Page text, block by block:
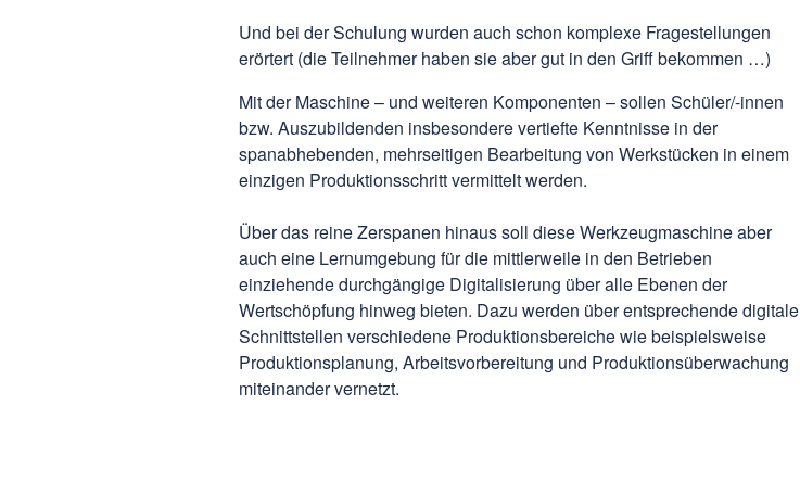
Und bei der Schulung wurden auch schon komplexe Fragestellungen
erörtert (die Teilnehmer haben sie aber gut in den Griff bekommen …)
Mit der Maschine – und weiteren Komponenten – sollen Schüler/-innen
bzw. Auszubildenden insbesondere vertiefte Kenntnisse in der
spanabhebenden, mehrseitigen Bearbeitung von Werkstücken in einem
einzigen Produktionsschritt vermittelt werden.
Über das reine Zerspanen hinaus soll diese Werkzeugmaschine aber
auch eine Lernumgebung für die mittlerweile in den Betrieben
einziehende durchgängige Digitalisierung über alle Ebenen der
Wertschöpfung hinweg bieten. Dazu werden über entsprechende digitale
Schnittstellen verschiedene Produktionsbereiche wie beispielsweise
Produktionsplanung, Arbeitsvorbereitung und Produktionsüberwachung
miteinander vernetzt.